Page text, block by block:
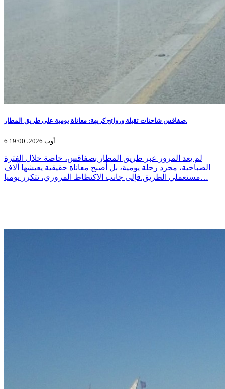
صفاقس شاحنات ثقيلة وروائح كريهة: معاناة يومية على طريق المطار.
6 أوت 2026، 19:00
لم يعد المرور عبر طريق المطار بصفاقس، خاصة خلال الفترة
الصباحية، مجرد رحلة يومية، بل أصبح معاناة حقيقية يعيشها آلاف
مستعملي الطريق.فإلى جانب الاكتظاظ المروري، تتكرر يوميا…